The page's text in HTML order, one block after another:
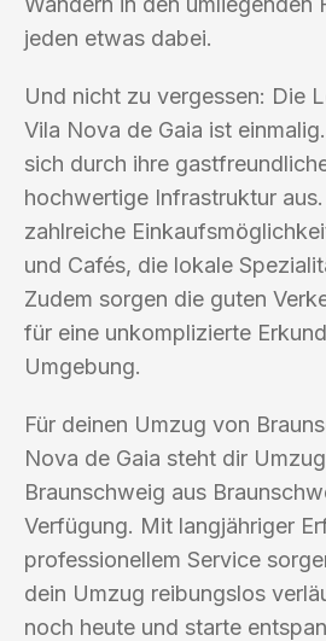
jeden etwas dabei.
Und nicht zu vergessen: Die
Vila Nova de Gaia ist
sich durch ihre
hochwertige Infrastruktur
zahlreiche
und Cafés, die lokale
Zudem sorgen die guten
für eine unkomplizierte
Umgebung.
Für deinen Umzug von
Nova de Gaia steht dir
Braunschweig aus
Verfügung. Mit langjähriger
professionellem Service
dein Umzug reibungslos
noch heute und starte